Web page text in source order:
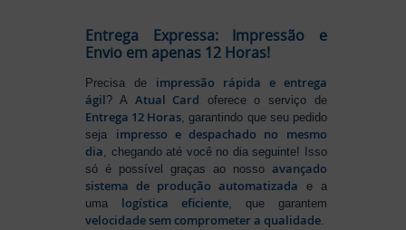
Entrega Expressa: Impressão e
Envio em apenas 12 Horas!
Precisa de impressão rápida e entrega
ágil? A Atual Card oferece o serviço de
Entrega 12 Horas, garantindo que seu pedido
seja impresso e despachado no mesmo
dia, chegando até você no dia seguinte! Isso
só é possível graças ao nosso avançado
sistema de produção automatizada e a
uma logística eficiente, que garantem
velocidade sem comprometer a qualidade.